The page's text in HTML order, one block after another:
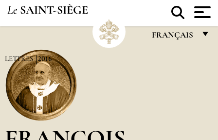
Le SAINT-SIÈGE
FRANÇAIS
LETTRES 2016